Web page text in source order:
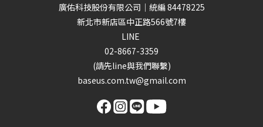
廣佑科技股份有限公司｜統編 84478225
新北市新店區中正路566號7樓
LINE
02-8667-3359
(請先line與我們聯繫)
baseus.com.tw@gmail.com